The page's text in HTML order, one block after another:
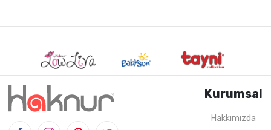
Kurumsal
Hakkımızda